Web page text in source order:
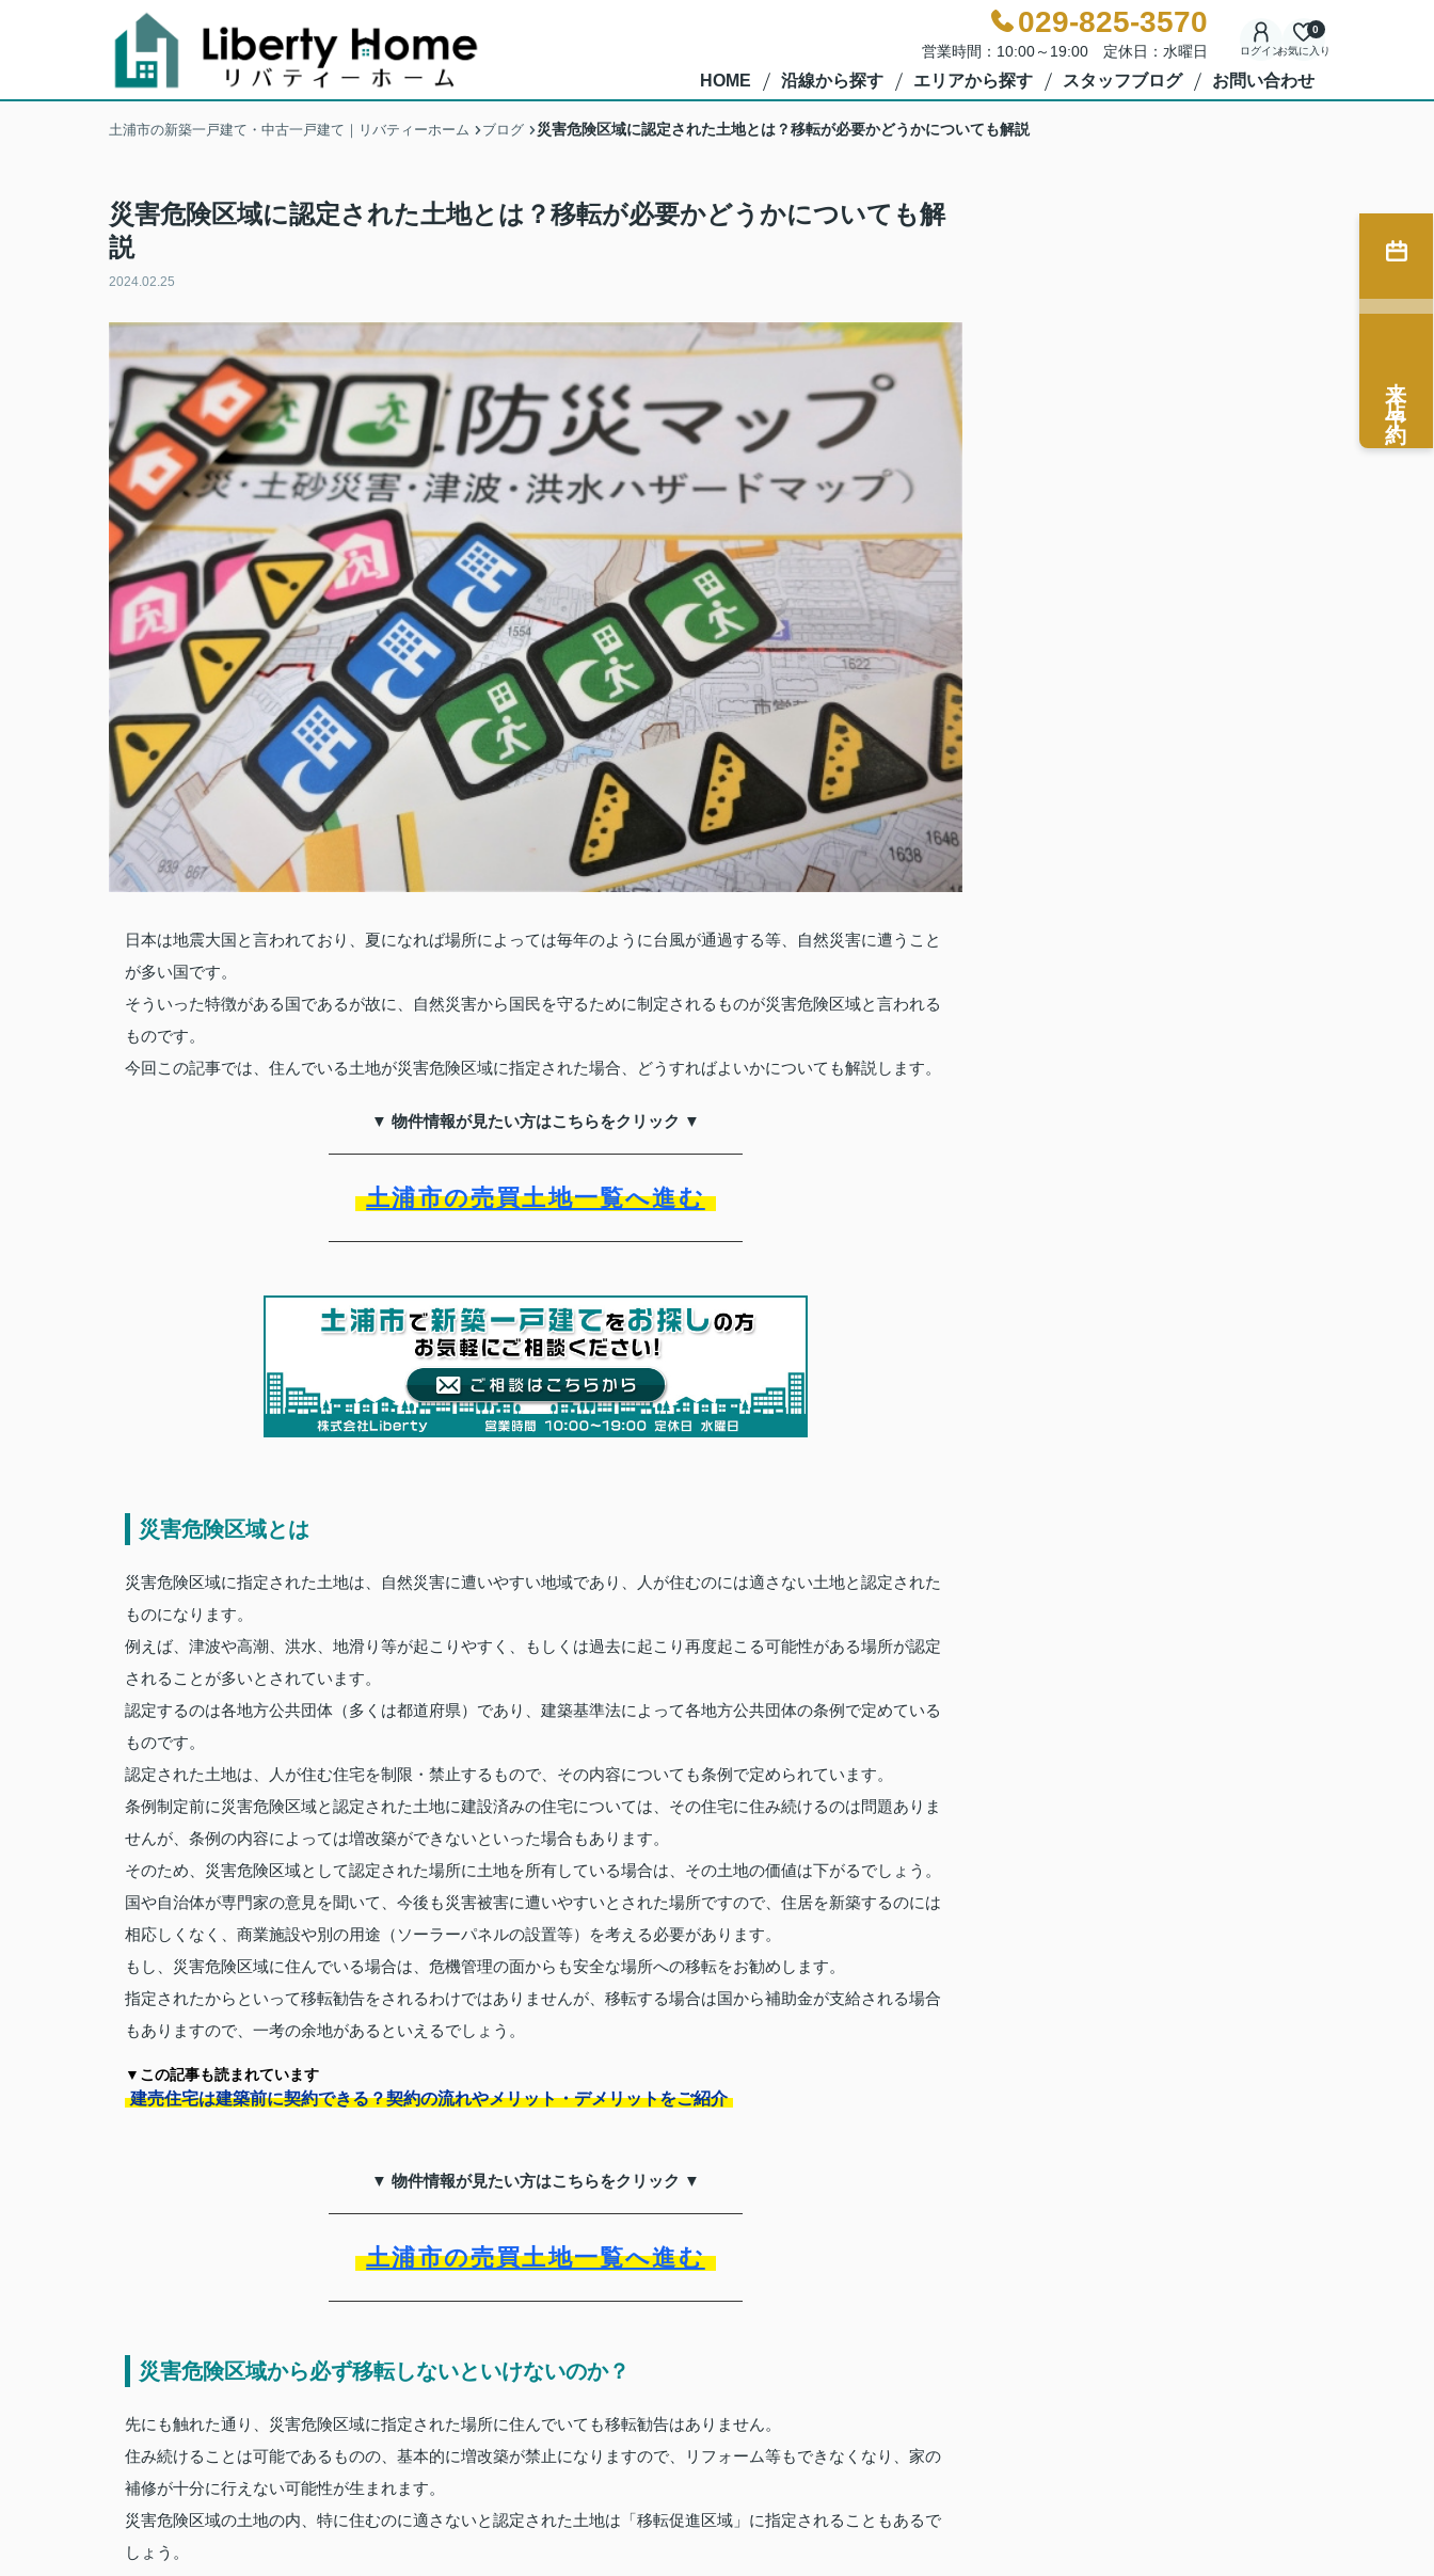
029-825-3570
営業時間：10:00～19:00 定休日：水曜日 ログインお気に入り
0
HOME 沿線から探す エリアから探す スタッフブログ お問い合わせ
土浦市の新築一戸建て・中古一戸建て｜リバティーホーム ブログ 災害危険区域に認定された土地とは？移転が必要かどうかについても解説
災害危険区域に認定された土地とは？移転が必要かどうかについても解
説
2024.02.25
日本は地震大国と言われており、夏になれば場所によっては毎年のように台風が通過する等、自然災害に遭うこと
が多い国です。
そういった特徴がある国であるが故に、自然災害から国民を守るために制定されるものが災害危険区域と言われる
ものです。
今回この記事では、住んでいる土地が災害危険区域に指定された場合、どうすればよいかについても解説します。
▼ 物件情報が見たい方はこちらをクリック ▼
土浦市の売買土地一覧へ進む
災害危険区域とは
災害危険区域に指定された土地は、自然災害に遭いやすい地域であり、人が住むのには適さない土地と認定された
ものになります。
例えば、津波や高潮、洪水、地滑り等が起こりやすく、もしくは過去に起こり再度起こる可能性がある場所が認定
されることが多いとされています。
認定するのは各地方公共団体（多くは都道府県）であり、建築基準法によって各地方公共団体の条例で定めている
ものです。
認定された土地は、人が住む住宅を制限・禁止するもので、その内容についても条例で定められています。
条例制定前に災害危険区域と認定された土地に建設済みの住宅については、その住宅に住み続けるのは問題ありま
せんが、条例の内容によっては増改築ができないといった場合もあります。
そのため、災害危険区域として認定された場所に土地を所有している場合は、その土地の価値は下がるでしょう。
国や自治体が専門家の意見を聞いて、今後も災害被害に遭いやすいとされた場所ですので、住居を新築するのには
相応しくなく、商業施設や別の用途（ソーラーパネルの設置等）を考える必要があります。
もし、災害危険区域に住んでいる場合は、危機管理の面からも安全な場所への移転をお勧めします。
指定されたからといって移転勧告をされるわけではありませんが、移転する場合は国から補助金が支給される場合
もありますので、一考の余地があるといえるでしょう。
▼この記事も読まれています
建売住宅は建築前に契約できる？契約の流れやメリット・デメリットをご紹介
▼ 物件情報が見たい方はこちらをクリック ▼
土浦市の売買土地一覧へ進む
災害危険区域から必ず移転しないといけないのか？
先にも触れた通り、災害危険区域に指定された場所に住んでいても移転勧告はありません。
住み続けることは可能であるものの、基本的に増改築が禁止になりますので、リフォーム等もできなくなり、家の
補修が十分に行えない可能性が生まれます。
災害危険区域の土地の内、特に住むのに適さないと認定された土地は「移転促進区域」に指定されることもあるで
しょう。
来店予約